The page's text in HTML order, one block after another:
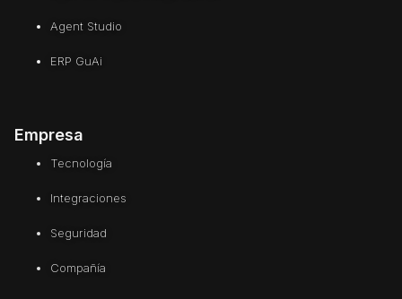
Agent Studio
ERP GuAi
Empresa
Tecnología
Integraciones
Seguridad
Compañía